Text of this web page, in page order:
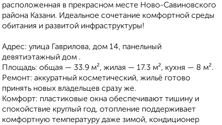
расположенная в прекрасном месте Ново-Савиновского
района Казани. Идеальное сочетание комфортной среды
обитания и развитой инфраструктуры!
Адрес: улица Гаврилова, дом 14, панельный
девятиэтажный дом .
Площадь: общая — 33.9 м², жилая — 17.3 м², кухня — 8 м².
Ремонт: аккуратный косметический, жильё готово
принять новых владельцев сразу же.
Комфорт: пластиковые окна обеспечивают тишину и
спокойствие круглый год, отопление поддерживает
комфортную температуру даже зимой, кондиционер